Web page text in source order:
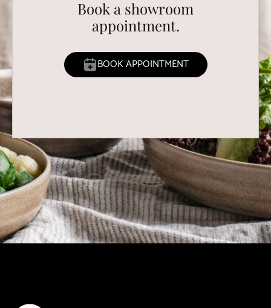
Book a showroom
appointment.
BOOK APPOINTMENT